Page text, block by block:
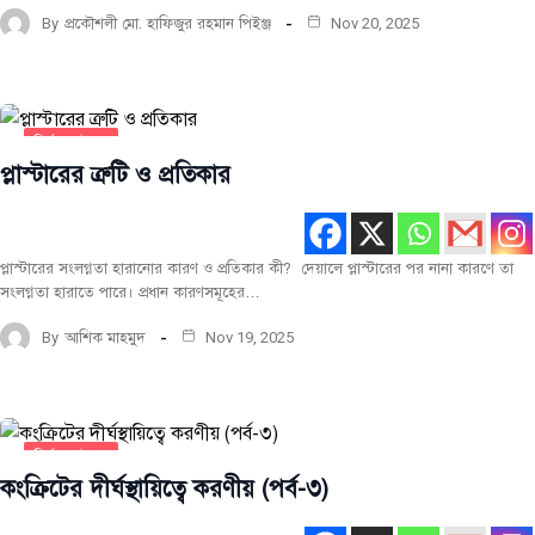
By প্রকৌশলী মো. হাফিজুর রহমান পিইঞ্জ Nov 20, 2025
প্লাস্টারের ত্রুটি ও প্রতিকার
প্লাস্টারের সংলগ্নতা হারানোর কারণ ও প্রতিকার কী? দেয়ালে প্লাস্টারের পর নানা কারণে তা
সংলগ্নতা হারাতে পারে। প্রধান কারণসমূহের…
By আশিক মাহমুদ Nov 19, 2025
কংক্রিটের দীর্ঘস্থায়িত্বে করণীয় (পর্ব-৩)